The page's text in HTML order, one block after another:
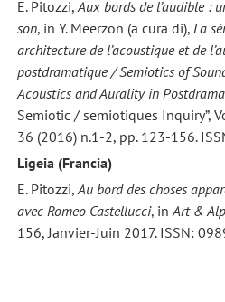
E. Pitozzi, Aux bords de l’audible :
son, in Y. Meerzon (a cura di), La
architecture de l’acoustique et de
postdramatique / Semiotics of
Acoustics and Aurality in
Semiotic / semiotiques Inquiry”,
36 (2016) n.1-2, pp. 123-156.
Ligeia (Francia)
E. Pitozzi,Au bord des choses
avec Romeo Castellucci, inArt &
156, Janvier-Juin 2017. ISSN: